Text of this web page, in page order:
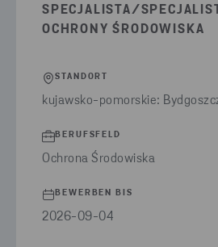
SPECJALISTA/
OCHRONY ŚRODOWISKA
STANDORT
kujawsko-pomorskie:
BERUFSFELD
Ochrona Środowiska
BEWERBEN BIS
2026-09-04